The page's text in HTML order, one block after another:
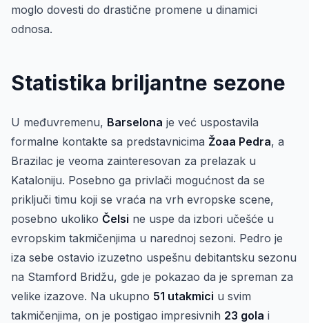
moglo dovesti do drastične promene u dinamici
odnosa.
Statistika briljantne sezone
U međuvremenu, Barselona je već uspostavila
formalne kontakte sa predstavnicima Žoaa Pedra, a
Brazilac je veoma zainteresovan za prelazak u
Kataloniju. Posebno ga privlači mogućnost da se
priključi timu koji se vraća na vrh evropske scene,
posebno ukoliko Čelsi ne uspe da izbori učešće u
evropskim takmičenjima u narednoj sezoni. Pedro je
iza sebe ostavio izuzetno uspešnu debitantsku sezonu
na Stamford Bridžu, gde je pokazao da je spreman za
velike izazove. Na ukupno 51 utakmici u svim
takmičenjima, on je postigao impresivnih 23 gola i